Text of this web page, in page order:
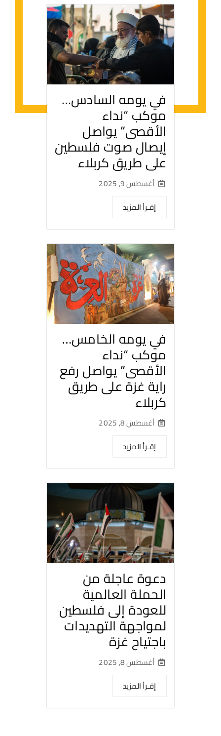
في يومه السادس…
موكب “نداء
الأقصى” يواصل
إيصال صوت فلسطين
على طريق كربلاء
أغسطس 9, 2025
إقـرأ المزيد
في يومه الخامس…
موكب “نداء
الأقصى” يواصل رفع
راية غزة على طريق
كربلاء
أغسطس 8, 2025
إقـرأ المزيد
دعوة عاجلة من
الحملة العالمية
للعودة إلى فلسطين
لمواجهة التهديدات
باجتياح غزة
أغسطس 8, 2025
إقـرأ المزيد